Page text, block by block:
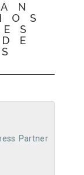
Partner